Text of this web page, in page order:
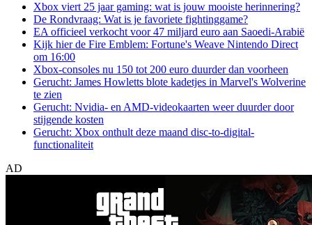
Xbox viert 25 jaar gaming: wat is jouw mooiste herinnering?
De Rondvraag: Wat is je favoriete fightinggame?
EA officieel verkocht voor 47 miljard euro aan Saoedi-Arabië
Kijk hier de Fire Emblem: Fortune's Weave Nintendo Direct
om 16:00
Xbox-consoles nu 150 tot 200 euro duurder dan voorheen
Gerucht: James Howletts blote kadetjes in Marvel's Wolverine
te zien
Gerucht: Nvidia- en AMD-videokaarten weer duurder door
stijgende kosten
Gerucht: Xbox onthult deze maand disc-to-digital-
functionaliteit
AD